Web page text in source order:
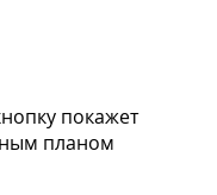
покажет
планом